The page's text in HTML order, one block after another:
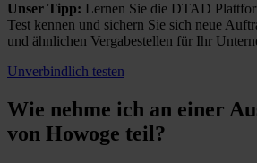
Unser Tipp: Lernen Sie die DTAD
Test kennen und sichern Sie sich neue
und ähnlichen Vergabestellen für Ihr
Unverbindlich testen
Wie nehme ich an einer
von Howoge teil?